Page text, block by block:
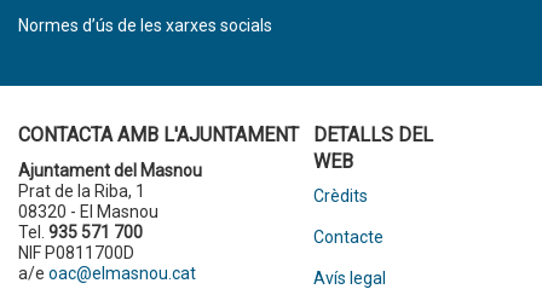
Normes d’ús de les xarxes socials
CONTACTA AMB L'AJUNTAMENT
Ajuntament del Masnou
Prat de la Riba, 1
08320 - El Masnou
Tel. 935 571 700
NIF P0811700D
a/e oac@elmasnou.cat
DETALLS DEL
WEB
Crèdits
Contacte
Avís legal